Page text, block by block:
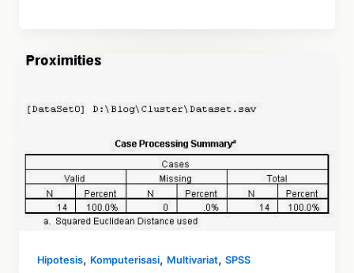
PCA
CFA
Hipotesis, Komputerisasi, Multivariat,SPSS